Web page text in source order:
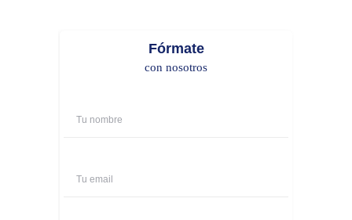
Fórmate
con nosotros